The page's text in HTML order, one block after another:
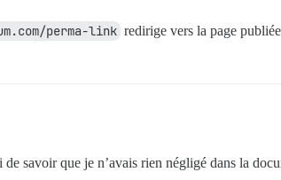
perma-link redirige vers la page
savoir que je n’avais rien négligé dans la